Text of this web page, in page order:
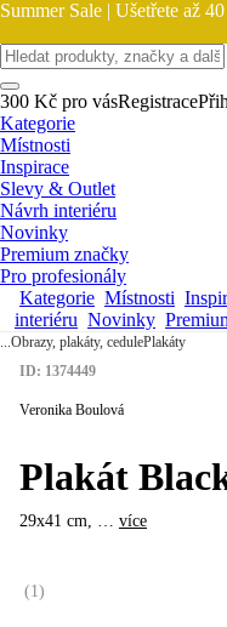
Summer Sale | Ušetřete až
300 Kč pro vásRegistrace
Kategorie
Místnosti
Inspirace
Slevy & Outlet
Návrh interiéru
Novinky
Premium značky
Pro profesionály
Kategorie Místnosti
interiéru Novinky
...Obrazy, plakáty, cedulePlakáty
ID: 1374449
Veronika Boulová
Plakát
29x41 cm, … více
(1 )